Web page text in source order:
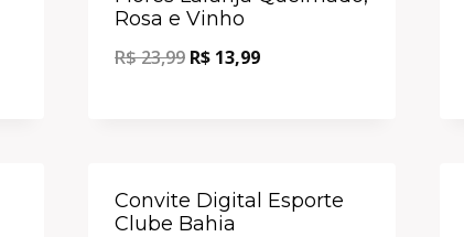
Rosa e Vinho
R$23,99 R$ 13,99
Convite Digital Esporte
Clube Bahia